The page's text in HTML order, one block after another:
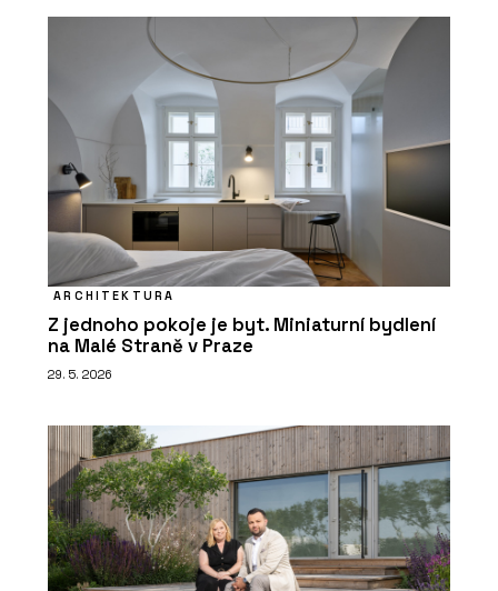
ARCHITEKTURA
Z jednoho pokoje je byt. Miniaturní bydlení
na Malé Straně v Praze
29. 5. 2026